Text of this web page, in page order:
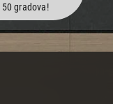
gradova!